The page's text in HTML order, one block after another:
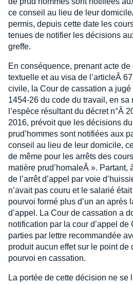
ce conseil au lieu de leur
permis, depuis cette date les
tenues de notifier les décisions
greffe.
En conséquence, prenant acte
textuelle et au visa de l’articleÂ
civile, la Cour de cassation a jugé
1454-26 du code du travail, en
l’espèce résultant du décret n°Â
2016, prévoit que les décisions
prud’hommes sont notifiées aux
conseil au lieu de leur domicile,
de même pour les arrêts des
matière prud’homaleÂ ». Partant,
de l’arrêt d’appel par voie
n’avait pas couru et le salarié
pourvoi formé plus d’un an après
d’appel. La Cour de cassation a
notification par la cour d’appel
parties par lettre recommandée
produit aucun effet sur le point de
pourvoi en cassation.
La portée de cette décision ne se